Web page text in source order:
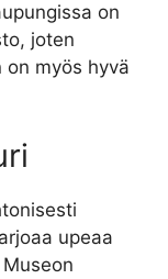
on
joten
on myös hyvä
upeaa